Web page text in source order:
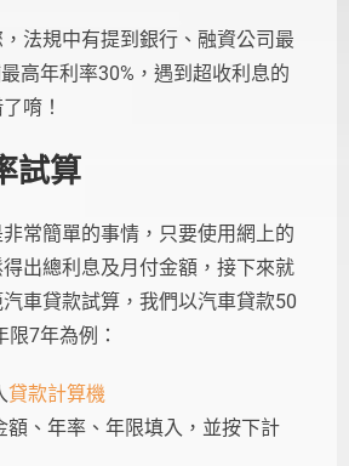
法規中有提到銀行、融資公司最
高年利率30%，遇到超收利息的
唷！
試算
常簡單的事情，只要使用網上的
出總利息及月付金額，接下來就
車貸款試算，我們以汽車貸款50
7年為例：
貸款計算機
額、年率、年限填入，並按下計